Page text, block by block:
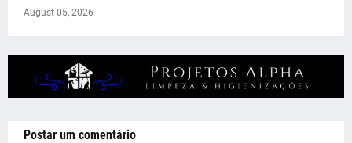
August 05, 2026
Postar um comentário